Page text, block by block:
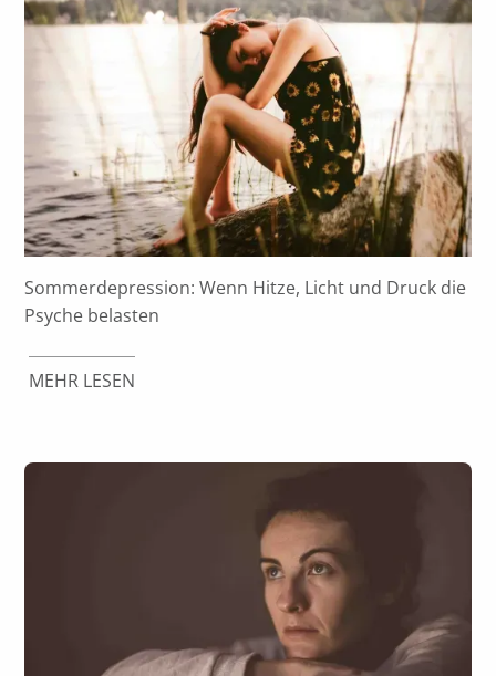
Sommerdepression: Wenn Hitze, Licht und Druck die
Psyche belasten
MEHR LESEN